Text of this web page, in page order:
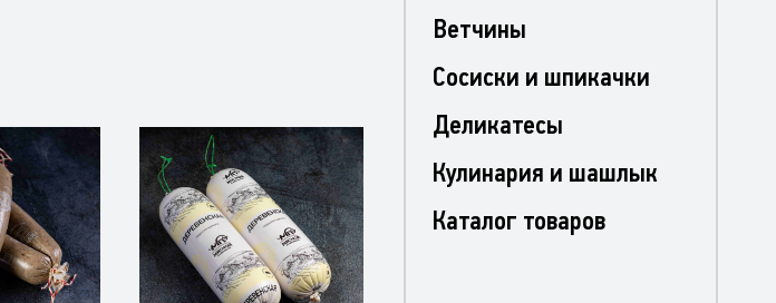
Ветчины
Сосиски и шпикачки
Деликатесы
Кулинария и шашлык
Каталог товаров